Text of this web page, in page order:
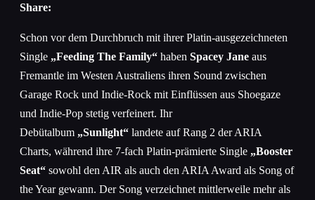
Share:
Schon vor dem Durchbruch mit ihrer Platin-ausgezeichneten
Single „Feeding The Family“ haben Spacey Jane aus
Fremantle im Westen Australiens ihren Sound zwischen
Garage Rock und Indie-Rock mit Einflüssen aus Shoegaze
und Indie-Pop stetig verfeinert. Ihr
Debütalbum „Sunlight“ landete auf Rang 2 der ARIA
Charts, während ihre 7-fach Platin-prämierte Single „Booster
Seat“ sowohl den AIR als auch den ARIA Award als Song of
the Year gewann. Der Song verzeichnet mittlerweile mehr als